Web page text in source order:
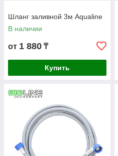
Шланг заливной 3м Aqualine
В наличии
от 1 880 ₸
Купить